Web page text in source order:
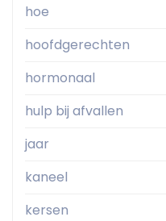
hoe
hoofdgerechten
hormonaal
hulp bij afvallen
jaar
kaneel
kersen